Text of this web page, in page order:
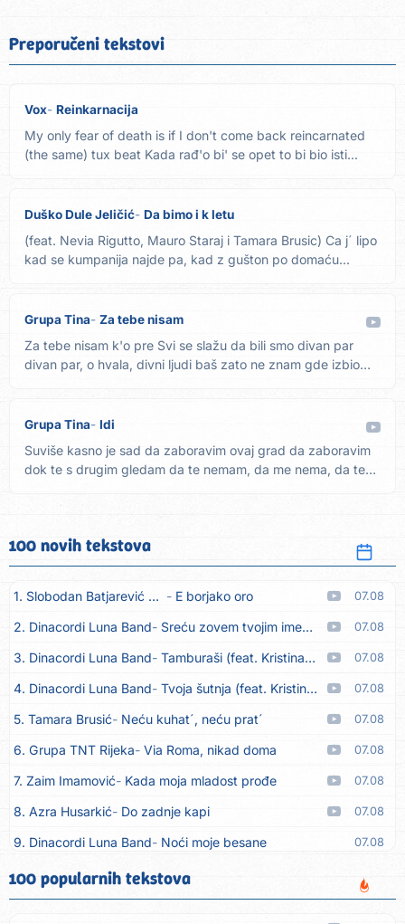
Preporučeni tekstovi
Vox Reinkarnacija
My only fear of death is if I don't come back reincarnated
(the same) tux beat Kada rađ'o bi' se opet to bi bio isti...
Duško Dule Jeličić Da bimo i k letu
(feat. Nevia Rigutto, Mauro Staraj i Tamara Brusic) Ca j´ lipo
kad se kumpanija najde pa, kad z gušton po domaću...
Grupa Tina Za tebe nisam
Za tebe nisam k'o pre Svi se slažu da bili smo divan par
divan par, o hvala, divni ljudi baš zato ne znam gde izbio
Grupa Tina Idi
Suviše kasno je sad da zaboravim ovaj grad da zaboravim
dok te s drugim gledam da te nemam, da me nema, da te
100 novih tekstova
1. Slobodan Batjarević Čobe E borjako oro 07.08
2. Dinacordi Luna Band Sreću zovem tvojim imenom (feat. Kristina Smetko) 07.08
3. Dinacordi Luna Band Tamburaši (feat. Kristina Smetko) 07.08
4. Dinacordi Luna Band Tvoja šutnja (feat. Kristina Smetko) 07.08
5. Tamara Brusić Neću kuhat´, neću prat´ 07.08
6. Grupa TNT Rijeka Via Roma, nikad doma 07.08
7. Zaim Imamović Kada moja mladost prođe 07.08
8. Azra Husarkić Do zadnje kapi 07.08
9. Dinacordi Luna Band Noći moje besane 07.08
10. Pet za 5 Pozdravi mi Stubicu
11. Dinacordi Luna Band Anđeo moj 07.08
100 popularnih tekstova